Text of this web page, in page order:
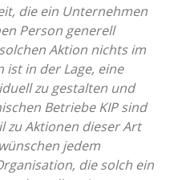
die ein Unternehmen
Person generell
Aktion nichts im
ist in der Lage, eine
zu gestalten und
Betriebe KIP sind
zu Aktionen dieser Art
jedem
die solch ein